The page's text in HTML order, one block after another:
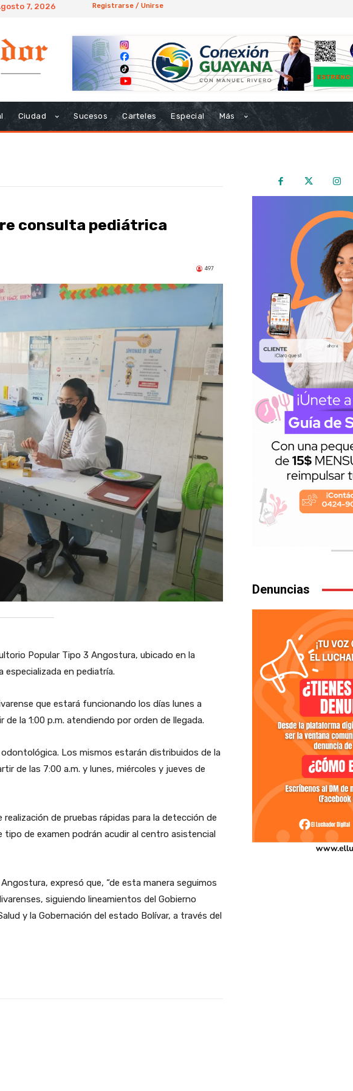
7, 2026 Registrarse / Unirse
Ciudad Sucesos Carteles Especial Más
consulta pediátrica
497
Popular Tipo 3 Angostura, ubicado en la
en pediatría.
que estará funcionando los días lunes a
la 1:00 p.m. atendiendo por orden de llegada.
Los mismos estarán distribuidos de la
de las 7:00 a.m. y lunes, miércoles y jueves de
de pruebas rápidas para la detección de
tipo de examen podrán acudir al centro asistencial
expresó que, “de esta manera seguimos
siguiendo lineamientos del Gobierno
y la Gobernación del estado Bolívar, a través del
Denuncias